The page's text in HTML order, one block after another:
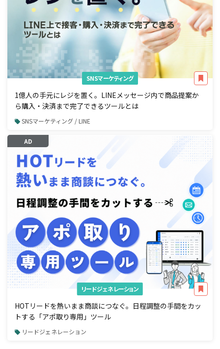
SNSマーケティング
1億人の手元にレジを置く。LINEメッセージ内で商品提案か
ら購入・決済まで完了できるツールとは
SNSマーケティング / LINE
AD
リードジェネレーション
HOTリードを熱いまま商談につなぐ。日程調整の手間をカッ
トする「アポ取り専用」ツール
リードジェネレーション